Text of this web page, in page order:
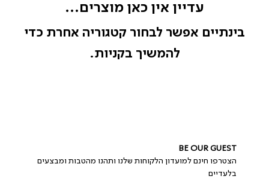
עדיין אין כאן מוצרים...
בינתיים אפשר לבחור קטגוריה אחרת כדי
להמשיך בקניות.
BE OUR GUEST
הצטרפו חינם למועדון הלקוחות שלנו ותהנו מהטבות ומבצעים
בלעדיים